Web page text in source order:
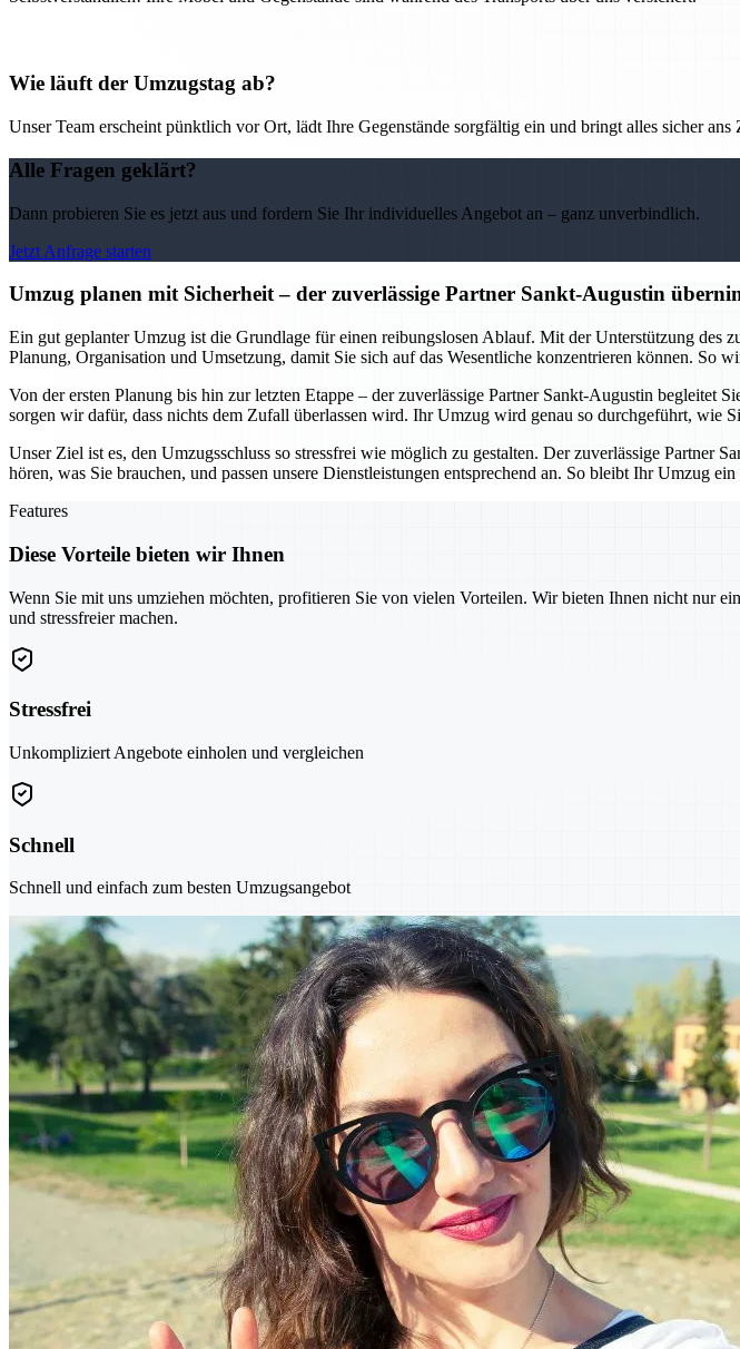
Wie läuft der Umzugstag ab?
Unser Team erscheint pünktlich vor Ort, lädt Ihre Gegenstände sorgfältig ein und bringt alles sicher
Alle Fragen geklärt?
Dann probieren Sie es jetzt aus und fordern Sie Ihr individuelles Angebot an – ganz unverbindlich.
Jetzt Anfrage starten
Umzug planen mit Sicherheit – der zuverlässige Partner Sankt-Augustin
Ein gut geplanter Umzug ist die Grundlage für einen reibungslosen Ablauf. Mit der Unterstützung des
Planung, Organisation und Umsetzung, damit Sie sich auf das Wesentliche konzentrieren können. So
Von der ersten Planung bis hin zur letzten Etappe – der zuverlässige Partner Sankt-Augustin
sorgen wir dafür, dass nichts dem Zufall überlassen wird. Ihr Umzug wird genau so durchgeführt, wie
Unser Ziel ist es, den Umzugsschluss so stressfrei wie möglich zu gestalten. Der zuverlässige Partner
hören, was Sie brauchen, und passen unsere Dienstleistungen entsprechend an. So bleibt Ihr Umzug
Features
Diese Vorteile bieten wir Ihnen
Wenn Sie mit uns umziehen möchten, profitieren Sie von vielen Vorteilen. Wir bieten Ihnen nicht nur
und stressfreier machen.
Stressfrei
Unkompliziert Angebote einholen und vergleichen
Schnell
Schnell und einfach zum besten Umzugsangebot